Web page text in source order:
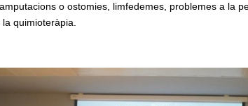
o ostomies, limfedemes, problemes a la
quimioteràpia.